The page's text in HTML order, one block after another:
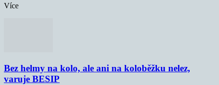
Více
Bez helmy na kolo, ale ani na koloběžku nelez,
varuje BESIP